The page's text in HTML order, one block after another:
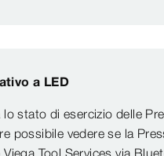
a LED
stato di esercizio delle
possibile vedere se la
Viega Tool Services via